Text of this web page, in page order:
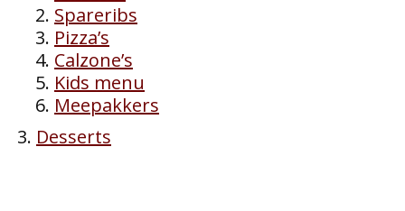
Spareribs
Pizza’s
Calzone’s
Kids menu
Meepakkers
Desserts